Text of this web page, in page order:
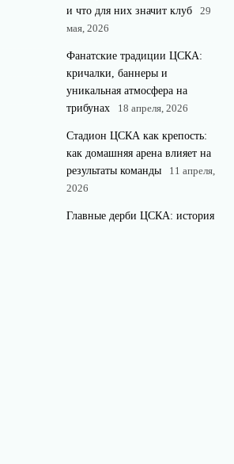
и что для них значит клуб
29
мая, 2026
Фанатские традиции ЦСКА:
кричалки, баннеры и
уникальная атмосфера на
трибунах
18 апреля, 2026
Стадион ЦСКА как крепость:
как домашняя арена влияет на
результаты команды
11 апреля,
2026
Главные дерби ЦСКА: история